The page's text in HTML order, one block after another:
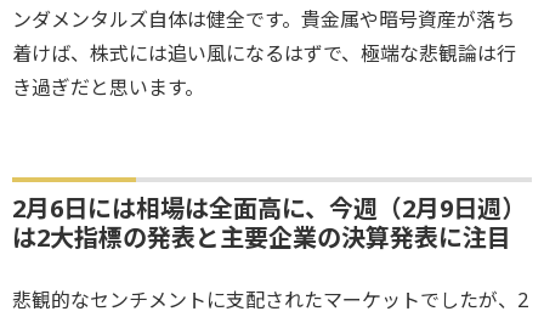
ンダメンタルズ自体は健全です。貴金属や暗号資産が落ち
着けば、株式には追い風になるはずで、極端な悲観論は行
き過ぎだと思います。
2月6日には相場は全面高に、今週（2月9日週）
は2大指標の発表と主要企業の決算発表に注目
悲観的なセンチメントに支配されたマーケットでしたが、2